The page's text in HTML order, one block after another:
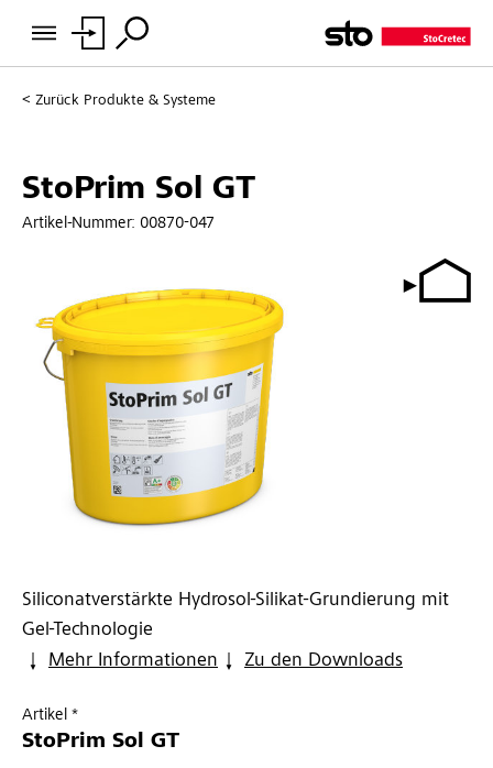
Zurück Produkte & Systeme
StoPrim Sol GT
Artikel-Nummer: 00870-047
Siliconatverstärkte Hydrosol-Silikat-Grundierung mit
Gel-Technologie
Mehr Informationen
Zu den Downloads
Artikel *
StoPrim Sol GT